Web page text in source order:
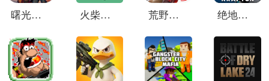
疗，合理协作往往能轻松应对危险区域。
4. 特殊敌人与Boss挑战：
面对强力敌人时，提前准备装备和补给很关键，利用地
曙光纪元手游 火柴人战机轰炸 荒野行动国际服 绝地求生未来之役测试服